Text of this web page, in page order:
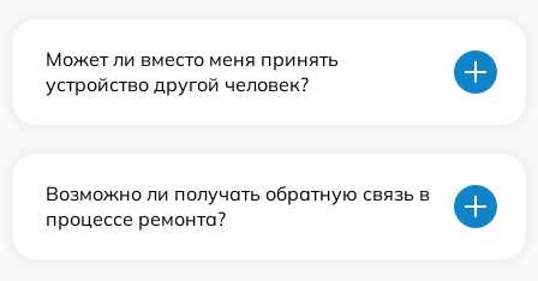
Может ли вместо меня принять
устройство другой человек?
Возможно ли получать обратную связь в
процессе ремонта?